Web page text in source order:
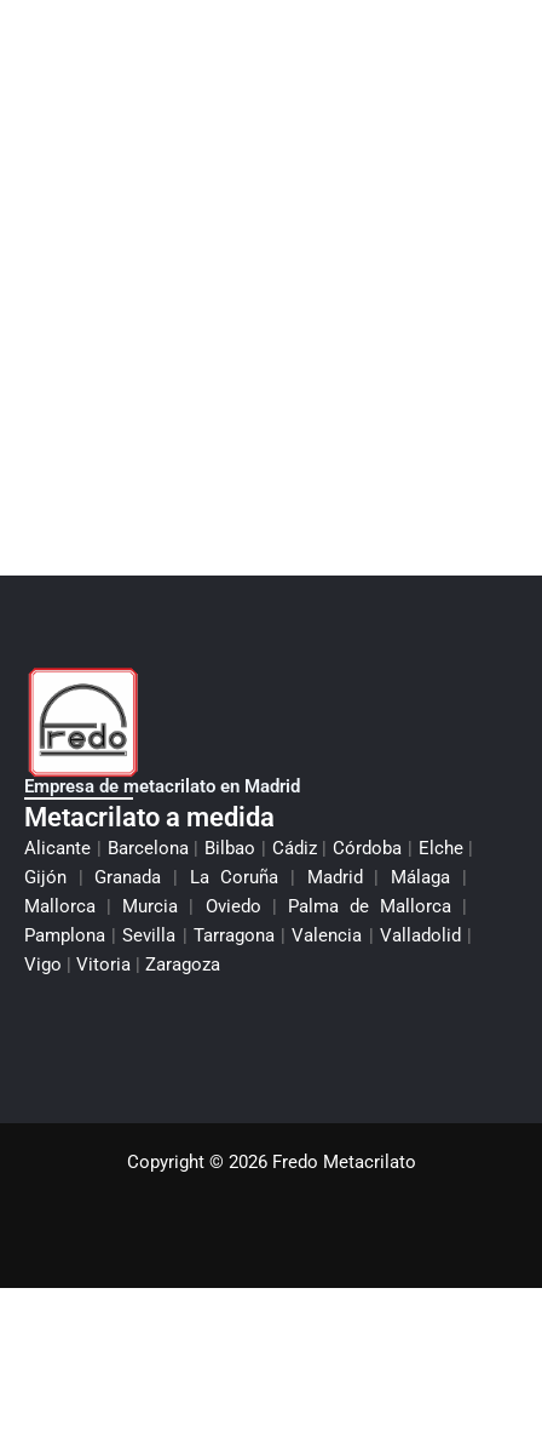
Empresa de metacrilato en Madrid
Metacrilato a medida
Alicante | Barcelona | Bilbao | Cádiz | Córdoba | Elche |
Gijón | Granada | La Coruña | Madrid | Málaga |
Mallorca | Murcia | Oviedo | Palma de Mallorca |
Pamplona | Sevilla | Tarragona | Valencia | Valladolid |
Vigo | Vitoria | Zaragoza
Copyright © 2026 Fredo Metacrilato